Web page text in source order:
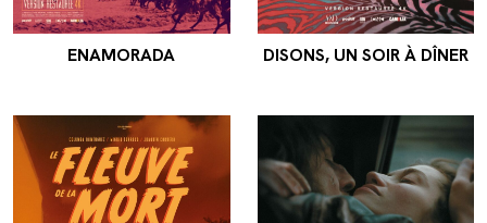
ENAMORADA DISONS, UN SOIR À DÎNER